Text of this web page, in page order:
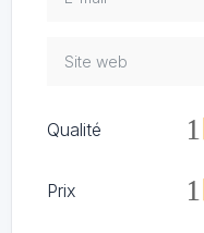
Qualité 1
Prix 1